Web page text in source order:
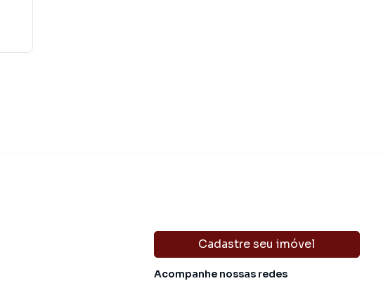
Cadastre seu imóvel
Acompanhe nossas redes